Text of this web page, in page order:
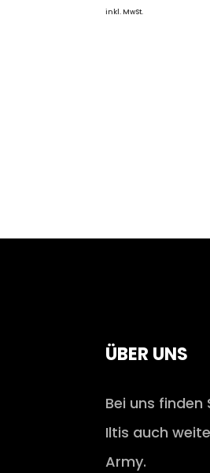
inkl. MwSt.
ÜBER UNS
Bei uns finden
Iltis auch
Army.